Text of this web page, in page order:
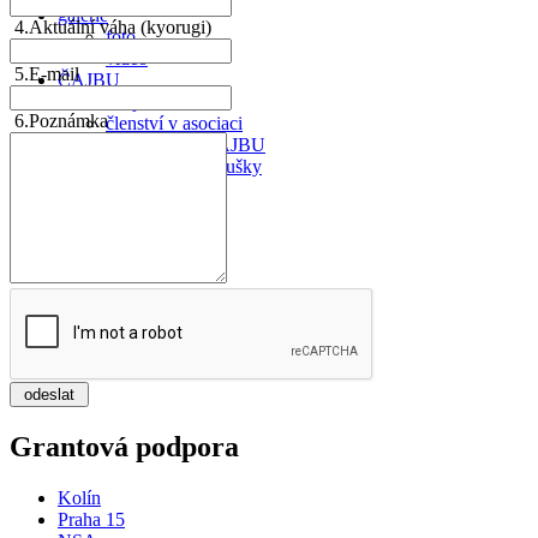
galerie
foto
video
ČAJBU
členství v asociaci
přihláška do ČAJBU
poplatky za zkoušky
4.Aktuální váha (kyorugi)
5.E-mail
6.Poznámka
Grantová podpora
Kolín
Praha 15